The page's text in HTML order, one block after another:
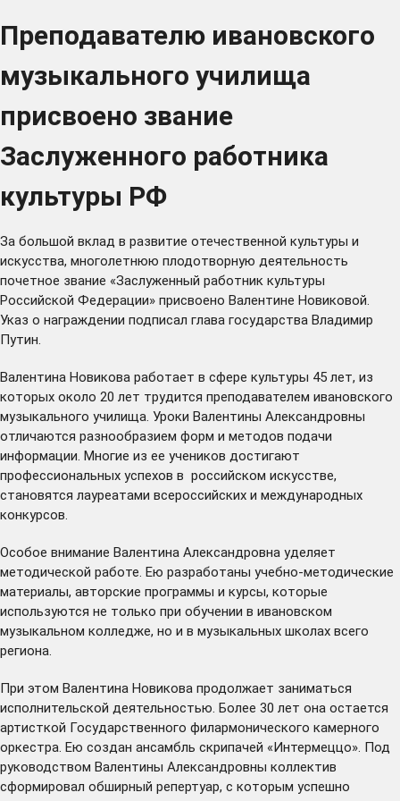
Преподавателю ивановского
музыкального училища
присвоено звание
Заслуженного работника
культуры РФ
За большой вклад в развитие отечественной культуры и
искусства, многолетнюю плодотворную деятельность
почетное звание «Заслуженный работник культуры
Российской Федерации» присвоено Валентине Новиковой.
Указ о награждении подписал глава государства Владимир
Путин.
Валентина Новикова работает в сфере культуры 45 лет, из
которых около 20 лет трудится преподавателем ивановского
музыкального училища. Уроки Валентины Александровны
отличаются разнообразием форм и методов подачи
информации. Многие из ее учеников достигают
профессиональных успехов в российском искусстве,
становятся лауреатами всероссийских и международных
конкурсов.
Особое внимание Валентина Александровна уделяет
методической работе. Ею разработаны учебно-методические
материалы, авторские программы и курсы, которые
используются не только при обучении в ивановском
музыкальном колледже, но и в музыкальных школах всего
региона.
При этом Валентина Новикова продолжает заниматься
исполнительской деятельностью. Более 30 лет она остается
артисткой Государственного филармонического камерного
оркестра. Ею создан ансамбль скрипачей «Интермеццо». Под
руководством Валентины Александровны коллектив
сформировал обширный репертуар, с которым успешно